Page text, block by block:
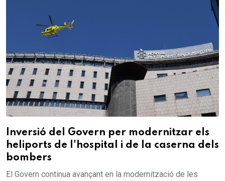
Inversió del Govern per modernitzar els
heliports de l'hospital i de la caserna dels
bombers
El Govern continua avançant en la modernització de les